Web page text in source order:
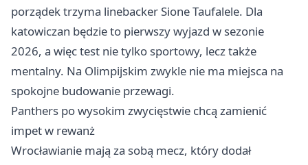
porządek trzyma linebacker Sione Taufalele. Dla
katowiczan będzie to pierwszy wyjazd w sezonie
2026, a więc test nie tylko sportowy, lecz także
mentalny. Na Olimpijskim zwykle nie ma miejsca na
spokojne budowanie przewagi.
Panthers po wysokim zwycięstwie chcą zamienić
impet w rewanż
Wrocławianie mają za sobą mecz, który dodał